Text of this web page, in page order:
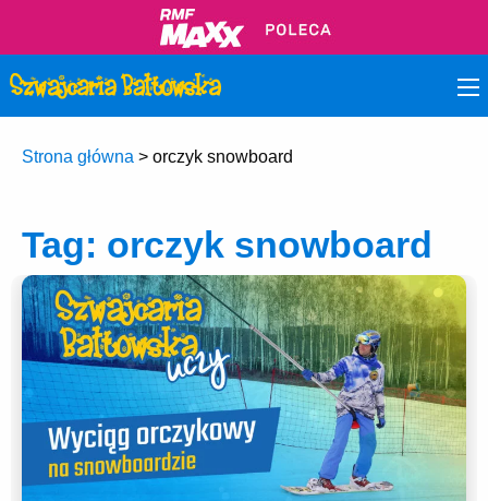
Strona główna > orczyk snowboard
Tag: orczyk snowboard